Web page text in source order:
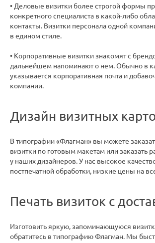
• Деловые визитки более строгой формы
конкретного специалиста в какой-либо
контакты. Визитки персонала одной
в едином стиле.
• Корпоративные визитки знакомят с
дальнейшем напоминают о нем. Обычно в
указывается корпоративная почта и
компании.
Дизайн визитных
В типографии «Флагман» вы можете
визитки по готовым макетам или заказать
у наших дизайнеров. У нас высокое
постпечатной обработки, низкие цены на
Печать визиток с
Изготовить яркую, запоминающуюся
обратитесь в типографию Флагман. Мы